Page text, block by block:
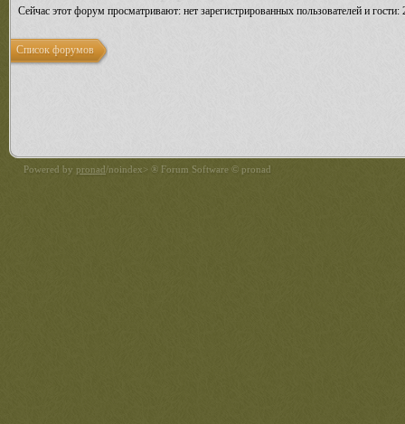
Сейчас этот форум просматривают: нет зарегистрированных пользователей и гости:
Список форумов
Powered by pronad/noindex> ® Forum Software © pronad